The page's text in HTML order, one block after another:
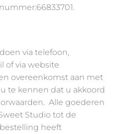
via telefoon,
of via website
overeenkomst aan met
te kennen dat u akkoord
Alle goederen
Studio tot de
heeft